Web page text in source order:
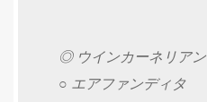
◎ ウインカーネリアン
○ エアファンディタ